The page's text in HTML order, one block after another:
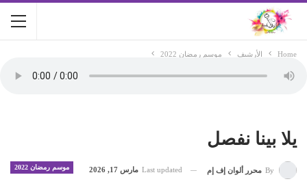
Home الأرشيف موسم رمضان 2022
يلا بينا نفصل
موسم رمضان 2022 By محرر ألوان إف إم Last updated مارس 17, 2026